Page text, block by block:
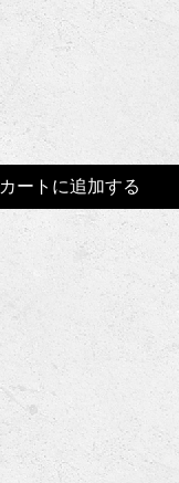
カートに追加する